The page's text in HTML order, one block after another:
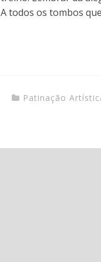
A todos os tombos
Patinação